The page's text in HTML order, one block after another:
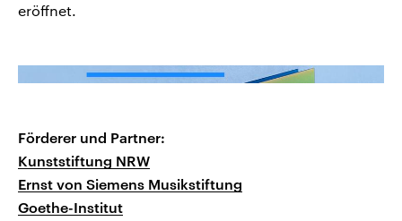
eröffnet.
Förderer und Partner:
Kunststiftung NRW
Ernst von Siemens Musikstiftung
Goethe-Institut